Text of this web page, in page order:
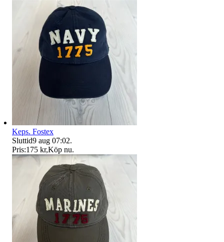
Keps. Fostex
Sluttid9 aug 07:02.
Pris:175 kr,Köp nu.